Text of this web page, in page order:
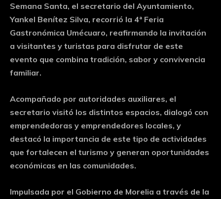
Semana Santa, el secretario del Ayuntamiento,
Yankel Benítez Silva, recorrió la 4ª Feria
Gastronómica Umécuaro, reafirmando la invitación
a visitantes y turistas para disfrutar de este
evento que combina tradición, sabor y convivencia
familiar.
Acompañado por autoridades auxiliares, el
secretario visitó los distintos espacios, dialogó con
emprendedoras y emprendedores locales, y
destacó la importancia de este tipo de actividades
que fortalecen el turismo y generan oportunidades
económicas en las comunidades.
Impulsada por el Gobierno de Morelia a través de la